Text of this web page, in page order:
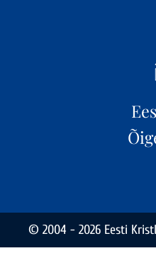
© 2004 - 2026 Eesti